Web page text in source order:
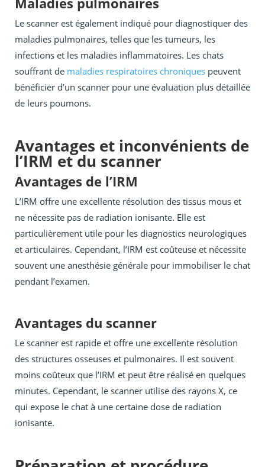
Le scanner est également indiqué pour diagnostiquer des
maladies pulmonaires, telles que les tumeurs, les
infections et les maladies inflammatoires. Les chats
souffrant de maladies respiratoires chroniques peuvent
bénéficier d’un scanner pour une évaluation plus détaillée
de leurs poumons.
Avantages et inconvénients de
l’IRM et du scanner
Avantages de l’IRM
L’IRM offre une excellente résolution des tissus mous et
ne nécessite pas de radiation ionisante. Elle est
particulièrement utile pour les diagnostics neurologiques
et articulaires. Cependant, l’IRM est coûteuse et nécessite
souvent une anesthésie générale pour immobiliser le chat
pendant l’examen.
Avantages du scanner
Le scanner est rapide et offre une excellente résolution
des structures osseuses et pulmonaires. Il est souvent
moins coûteux que l’IRM et peut être réalisé en quelques
minutes. Cependant, le scanner utilise des rayons X, ce
qui expose le chat à une certaine dose de radiation
ionisante.